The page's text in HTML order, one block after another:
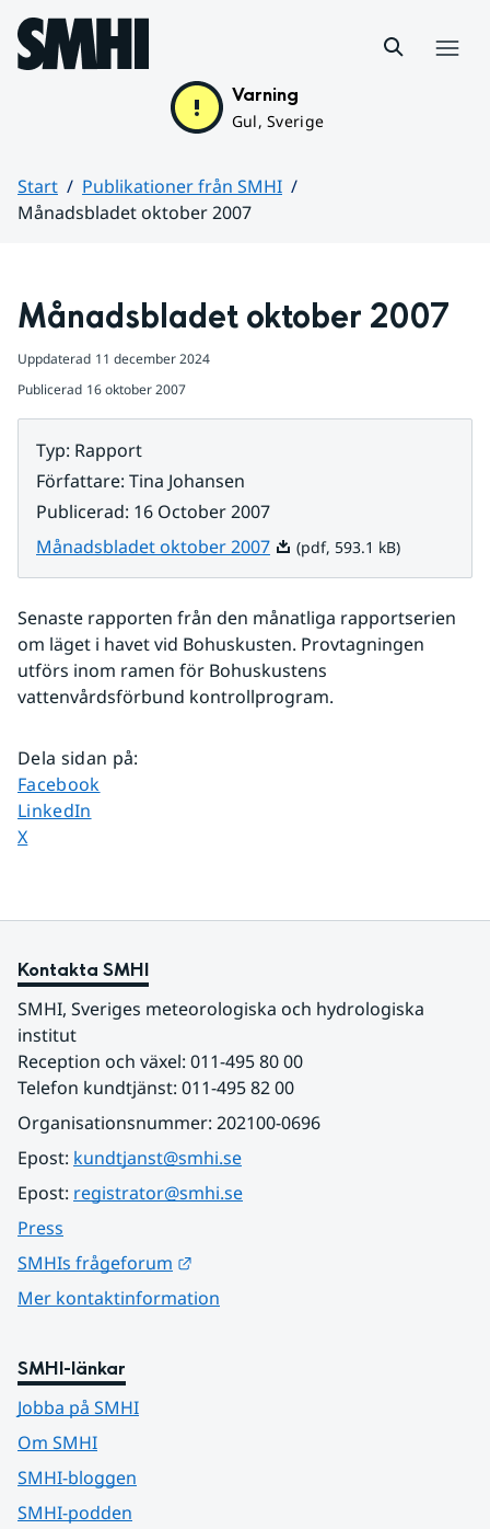
Hoppa till sidans innehåll
Varning
Gul, Sverige
Start
Publikationer från SMHI
Månadsbladet oktober 2007
Månadsbladet oktober 2007
Uppdaterad 11 december 2024
Publicerad 16 oktober 2007
Typ: Rapport
Författare: Tina Johansen
Publicerad: 16 October 2007
Månadsbladet oktober 2007Pdf, 593.1 kB.
(pdf, 593.1 kB)
Senaste rapporten från den månatliga rapportserien
om läget i havet vid Bohuskusten. Provtagningen
utförs inom ramen för Bohuskustens
vattenvårdsförbund kontrollprogram.
Dela sidan på:
Dela sidan på
Facebook
Dela sidan på
LinkedIn
Dela sidan på
X
Kontakta SMHI
SMHI, Sveriges meteorologiska och hydrologiska
institut
Reception och växel: 011-495 80 00
Telefon kundtjänst: 011-495 82 00
Organisationsnummer: 202100-0696
Epost: kundtjanst@smhi.se
Epost: registrator@smhi.se
Press
SMHIs frågeforum
Mer kontaktinformation
SMHI-länkar
Jobba på SMHI
Om SMHI
SMHI-bloggen
SMHI-podden